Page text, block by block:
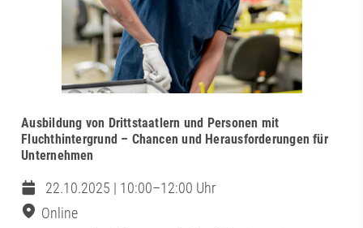
Ausbildung von Drittstaatlern und Personen mit
Fluchthintergrund – Chancen und Herausforderungen für
Unternehmen
22.10.2025 | 10:00–12:00 Uhr
Online